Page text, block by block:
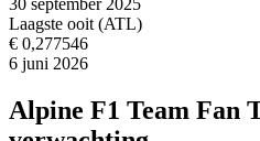
30 september 2025
Laagste ooit (ATL)
€ 0,277546
6 juni 2026
Alpine F1 Team Fan